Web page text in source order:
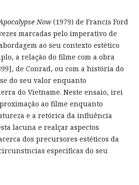
Now(1979) de Francis Ford
marcadas pelo imperativo de
ao seu contexto estético
a relação do filme com a obra
de Conrad, ou com a história do
do seu valor enquanto
do Vietname. Neste ensaio, irei
ao filme enquanto
e a retórica da influência
lacuna e realçar aspectos
dos precursores estéticos da
específicas do seu